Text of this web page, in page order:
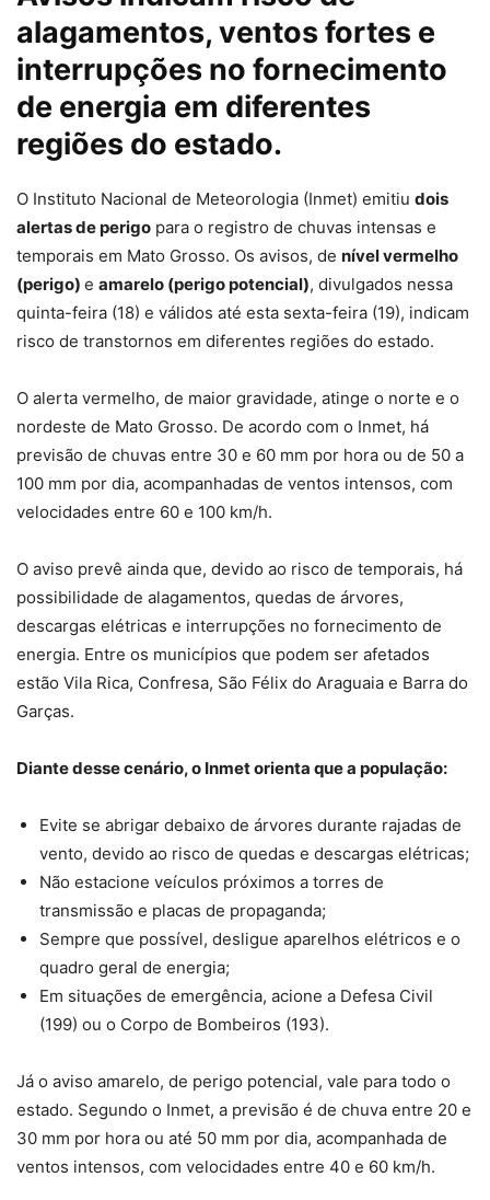
alagamentos, ventos fortes e
interrupções no fornecimento
de energia em diferentes
regiões do estado.
O Instituto Nacional de Meteorologia (Inmet) emitiu dois
alertas de perigo para o registro de chuvas intensas e
temporais em Mato Grosso. Os avisos, de nível vermelho
(perigo) e amarelo (perigo potencial), divulgados nessa
quinta-feira (18) e válidos até esta sexta-feira (19), indicam
risco de transtornos em diferentes regiões do estado.
O alerta vermelho, de maior gravidade, atinge o norte e o
nordeste de Mato Grosso. De acordo com o Inmet, há
previsão de chuvas entre 30 e 60 mm por hora ou de 50 a
100 mm por dia, acompanhadas de ventos intensos, com
velocidades entre 60 e 100 km/h.
O aviso prevê ainda que, devido ao risco de temporais, há
possibilidade de alagamentos, quedas de árvores,
descargas elétricas e interrupções no fornecimento de
energia. Entre os municípios que podem ser afetados
estão Vila Rica, Confresa, São Félix do Araguaia e Barra do
Garças.
Diante desse cenário, o Inmet orienta que a população:
Evite se abrigar debaixo de árvores durante rajadas de
vento, devido ao risco de quedas e descargas elétricas;
Não estacione veículos próximos a torres de
transmissão e placas de propaganda;
Sempre que possível, desligue aparelhos elétricos e o
quadro geral de energia;
Em situações de emergência, acione a Defesa Civil
(199) ou o Corpo de Bombeiros (193).
Já o aviso amarelo, de perigo potencial, vale para todo o
estado. Segundo o Inmet, a previsão é de chuva entre 20 e
30 mm por hora ou até 50 mm por dia, acompanhada de
ventos intensos, com velocidades entre 40 e 60 km/h.